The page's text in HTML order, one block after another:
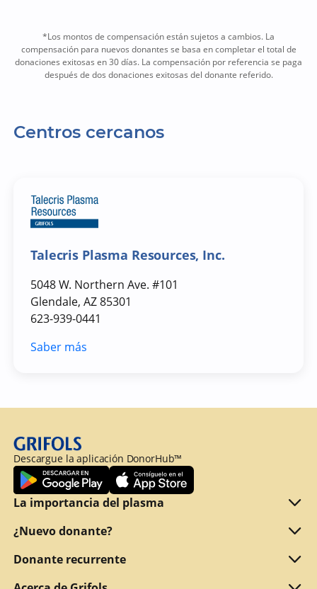
*Los montos de compensación están sujetos a cambios. La
compensación para nuevos donantes se basa en completar el total de
donaciones exitosas en 30 días. La compensación por referencia se paga
después de dos donaciones exitosas del donante referido.
Centros cercanos
Talecris Plasma Resources, Inc.
5048 W. Northern Ave. #101
Glendale, AZ 85301
623-939-0441
Saber más
Descargue la aplicación DonorHub™
La importancia del plasma
Qué es el plasma
Motivos para donar
¿Nuevo donante?
¿Cumple los requisitos para donar?
Donante recurrente